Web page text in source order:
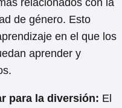
de género. Esto
en el que los
aprender y
para la diversión: El